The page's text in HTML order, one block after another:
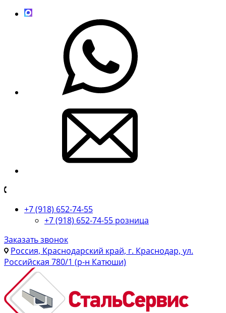
+7 (918) 652-74-55
+7 (918) 652-74-55 розница
Заказать звонок
Россия, Краснодарский край, г. Краснодар, ул.
Российская 780/1 (р-н Катюши)